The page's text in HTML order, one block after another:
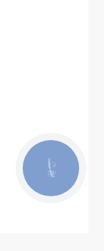
КНОПКА
ЗВ'ЯЗКУ